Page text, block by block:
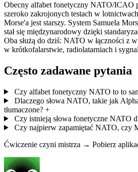
Obecny alfabet fonetyczny NATO/ICAO
szeroko zakrojonych testach w
Morse'a jest starszy. System Samuela
stał się międzynarodowy dzięki
Oba służą do dziś: NATO w łączności z
w krótkofalarstwie, radiolatarniach i
Często zadawane pytania
Czy alfabet fonetyczny NATO to to
Dlaczego słowa NATO, takie jak
tłumaczone? +
Czy istnieją słowa fonetyczne NATO
Czy najpierw zapamiętać NATO, czy
Ćwiczenie czyni mistrza → Pobierz